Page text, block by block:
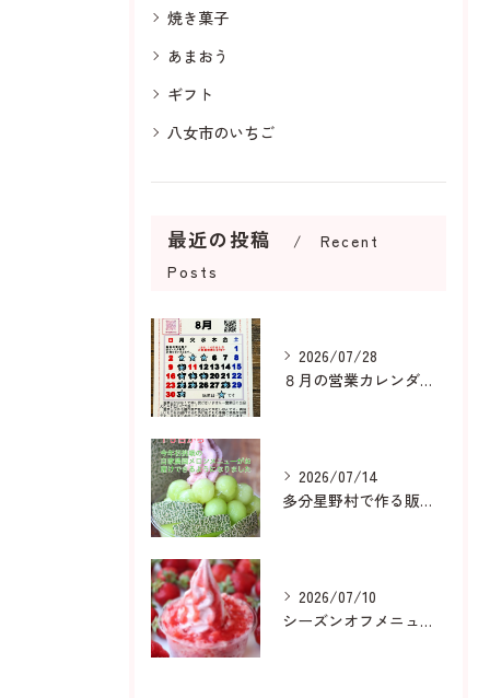
焼き菓子
あまおう
ギフト
八女市のいちご
最近の投稿
Recent
Posts
2026/07/28
８月の営業カレンダーです
2026/07/14
多分星野村で作る販売用メロンは
2026/07/10
シーズンオフメニューも人気です